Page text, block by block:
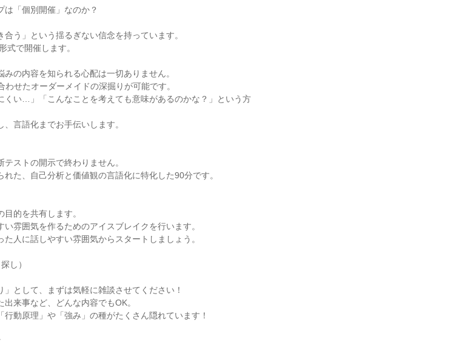
「個別開催」なのか？
う」という揺るぎない信念を持っています。
式で開催します。
の内容を知られる心配は一切ありません。
せたオーダーメイドの深掘りが可能です。
くい…」「こんなことを考えても意味があるのかな？」という方
言語化までお手伝いします。
ストの開示で終わりません。
た、自己分析と価値観の言語化に特化した90分です。
的を共有します。
雰囲気を作るためのアイスブレイクを行います。
人に話しやすい雰囲気からスタートしましょう。
し）
として、まずは気軽に雑談させてください！
来事など、どんな内容でもOK。
動原理」や「強み」の種がたくさん隠れています！